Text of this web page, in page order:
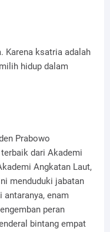
Karena ksatria adalah
hidup dalam
Prabowo
dari Akademi
Angkatan Laut,
menduduki jabatan
enam
peran
bintang empat